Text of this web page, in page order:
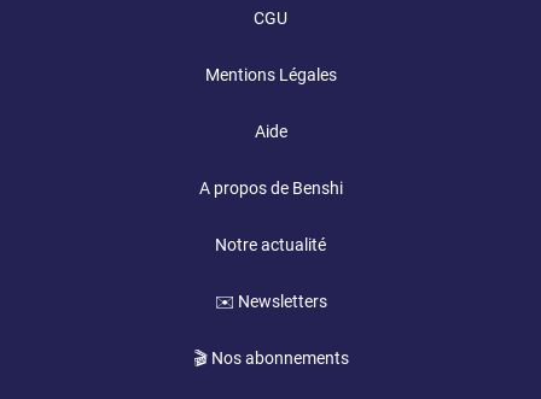
CGU
Mentions Légales
Aide
A propos de Benshi
Notre actualité
✉️ Newsletters
🎬 Nos abonnements